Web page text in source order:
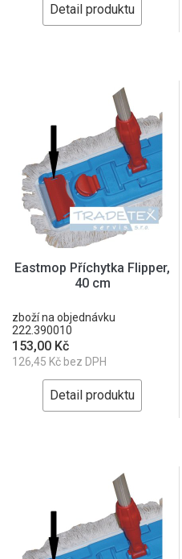
Detail produktu
Eastmop Příchytka Flipper,
40 cm
zboží na objednávku
222.390010
153,00 Kč
126,45 Kč bez DPH
Detail produktu